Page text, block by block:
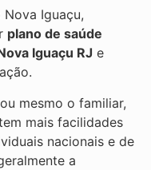
Iguaçu,
plano de saúde
Iguaçu RJ e
mesmo o familiar,
mais facilidades
nacionais e de
a